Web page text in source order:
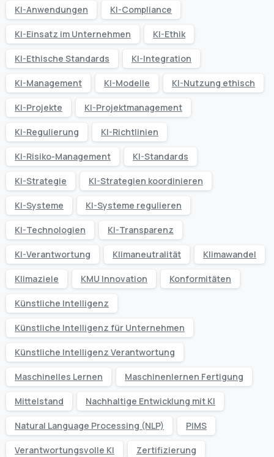
KI-Anwendungen KI-Compliance
KI-Einsatz im Unternehmen KI-Ethik
KI-Ethische Standards KI-Integration
KI-Management KI-Modelle KI-Nutzung ethisch
KI-Projekte KI-Projektmanagement
KI-Regulierung KI-Richtlinien
KI-Risiko-Management KI-Standards
KI-Strategie KI-Strategien koordinieren
KI-Systeme KI-Systeme regulieren
KI-Technologien KI-Transparenz
KI-Verantwortung Klimaneutralität Klimawandel
Klimaziele KMU Innovation Konformitäten
Künstliche Intelligenz
Künstliche Intelligenz für Unternehmen
Künstliche Intelligenz Verantwortung
Maschinelles Lernen Maschinenlernen Fertigung
Mittelstand Nachhaltige Entwicklung mit KI
Natural Language Processing (NLP) PIMS
Verantwortungsvolle KI Zertifizierung